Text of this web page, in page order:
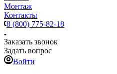
Монтаж
Контакты
8 (800) 775-82-18
Заказать звонок
Задать вопрос
Войти